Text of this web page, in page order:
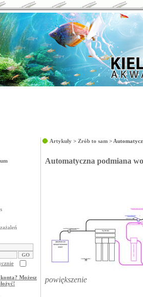
Możesz
!
Artykuły > Zrób to sam >
Automatyczna podmiana
powiększenie